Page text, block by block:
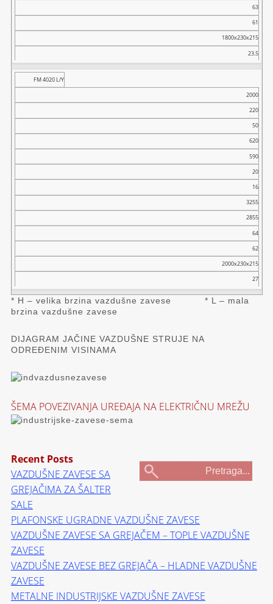
63
61
1800x230x215
23.5
FM 4020 L/Y
2000
220
50
620
590
20
16
3255
2855
64
62
2000x230x215
27
* H – velika brzina vazdušne zavese * L – mala
brzina vazdušne zavese
DIJAGRAM JAČINE VAZDUŠNE STRUJE NA
ODREĐENIM VISINAMA
ŠEMA POVEZIVANJA UREĐAJA NA ELEKTRIČNU MREŽU
Recent Posts
VAZDUŠNE ZAVESE SA
GREJAČIMA ZA ŠALTER
SALE
PLAFONSKE UGRADNE VAZDUŠNE ZAVESE
VAZDUŠNE ZAVESE SA GREJAČEM – TOPLE VAZDUŠNE
ZAVESE
VAZDUŠNE ZAVESE BEZ GREJAČA – HLADNE VAZDUŠNE
ZAVESE
METALNE INDUSTRIJSKE VAZDUŠNE ZAVESE